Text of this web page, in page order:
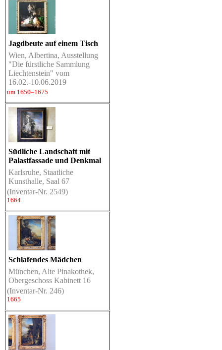
Jagdbeute auf einem Tisch
Wien, Albertina, Ausstellung
"Die fürstliche Sammlung
Liechtenstein" vom
16.02.-10.06.2019
um 1650–1675
Südliche Landschaft mit
Palastfassade und Denkmal
Karlsruhe, Staatliche
Kunsthalle, Saal 67
(Inventar-Nr. 2549)
1664
Schlafendes Mädchen
München, Alte Pinakothek,
Obergeschoss Kabinett 16
(Inventar-Nr. 246)
1665